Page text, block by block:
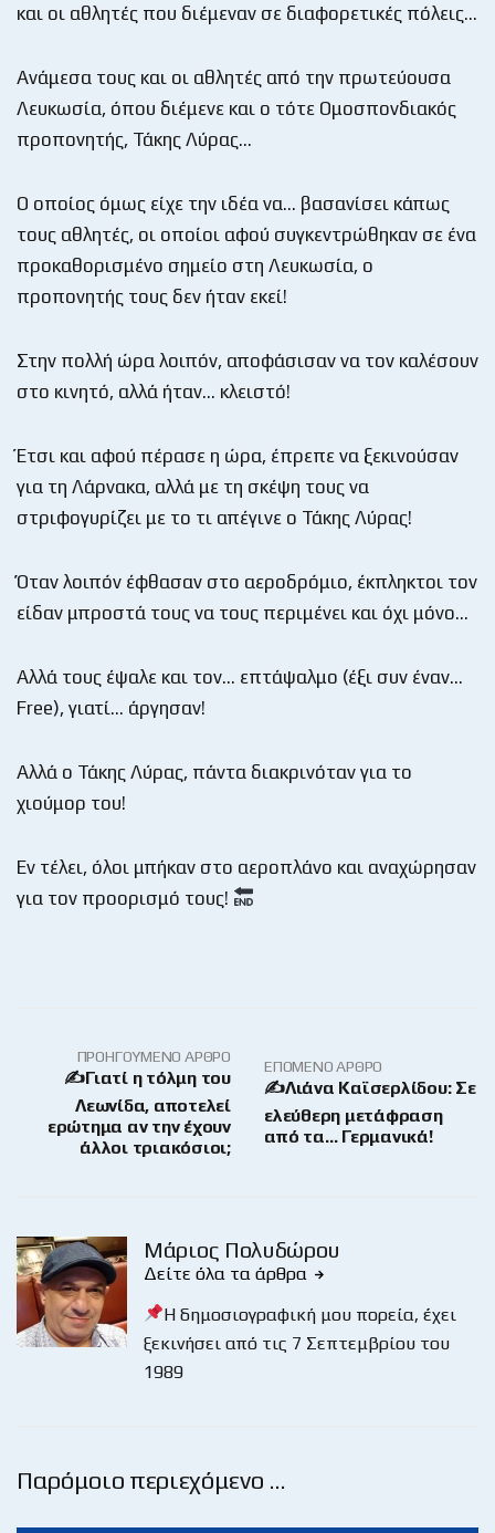
και οι αθλητές που διέμεναν σε διαφορετικές πόλεις…
Ανάμεσα τους και οι αθλητές από την πρωτεύουσα
Λευκωσία, όπου διέμενε και ο τότε Ομοσπονδιακός
προπονητής, Τάκης Λύρας…
Ο οποίος όμως είχε την ιδέα να… βασανίσει κάπως
τους αθλητές, οι οποίοι αφού συγκεντρώθηκαν σε ένα
προκαθορισμένο σημείο στη Λευκωσία, ο
προπονητής τους δεν ήταν εκεί!
Στην πολλή ώρα λοιπόν, αποφάσισαν να τον καλέσουν
στο κινητό, αλλά ήταν… κλειστό!
Έτσι και αφού πέρασε η ώρα, έπρεπε να ξεκινούσαν
για τη Λάρνακα, αλλά με τη σκέψη τους να
στριφογυρίζει με το τι απέγινε ο Τάκης Λύρας!
Όταν λοιπόν έφθασαν στο αεροδρόμιο, έκπληκτοι τον
είδαν μπροστά τους να τους περιμένει και όχι μόνο…
Αλλά τους έψαλε και τον… επτάψαλμο (έξι συν έναν…
Free), γιατί… άργησαν!
Αλλά ο Τάκης Λύρας, πάντα διακρινόταν για το
χιούμορ του!
Εν τέλει, όλοι μπήκαν στο αεροπλάνο και αναχώρησαν
για τον προορισμό τους!
ΠΡΟΗΓΟΎΜΕΝΟ ΆΡΘΡΟ
✍️Γιατί η τόλμη του
Λεωνίδα, αποτελεί
ερώτημα αν την έχουν
άλλοι τριακόσιοι;
ΕΠΌΜΕΝΟ ΆΡΘΡΟ
✍️Λιάνα Καϊσερλίδου: Σε
ελεύθερη μετάφραση
από τα… Γερμανικά!
Μάριος Πολυδώρου
Δείτε όλα τα άρθρα
Η δημοσιογραφική μου πορεία, έχει
ξεκινήσει από τις 7 Σεπτεμβρίου του
1989
Παρόμοιο περιεχόμενο …